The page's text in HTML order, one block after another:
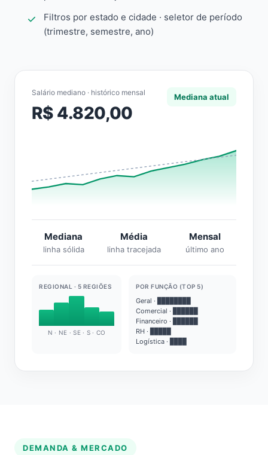
Filtros por estado e cidade · seletor de período
(trimestre, semestre, ano)
Salário mediano · histórico mensal
R$ 4.820,00
Mediana atual
Mediana
linha sólida
Média
linha tracejada
Mensal
último ano
REGIONAL · 5 REGIÕES
N · NE · SE · S · CO
POR FUNÇÃO (TOP 5)
Geral · ████████
Comercial · ██████
Financeiro · ██████
RH · █████
Logística · ████
DEMANDA & MERCADO